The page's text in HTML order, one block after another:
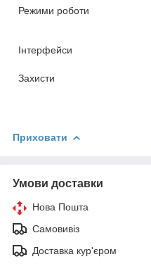
Режими роботи
Інтерфейси
Захисти
Приховати
Умови доставки
Нова Пошта
Самовивіз
Доставка кур'єром